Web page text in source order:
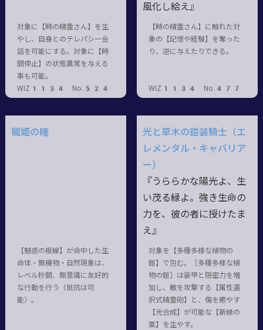
対象に【時の精霊さん】を生
やし、自身とのテレパシー会
話を可能にする。対象に【時
間停止】の状態異常を与える
事も可能。
WIZ1134 No.524
風化し給え』
【時の精霊さん】に触れた対
象の【記憶や経験】を奪った
り、逆に与えたりできる。
WIZ1134 No.477
寵姫の瞳
【魅惑の視線】が命中した生
命体・無機物・自然現象は、
レベル秒間、無意識に友好的
な行動を行う（抵抗は可
能）。
光と草木の鎧装騎士（エ
レメンタル・キャバリア
ー）
『うららかな陽光よ、生
い茂る緑よ。強き生命の
力を、彼の者に授けたま
え』
対象を【多種多様な植物の
鎧】で包む。［多種多様な植
物の鎧］は装甲と隠密力を増
加し、敵を攻撃する【属性選
択式精霊砲】と、傷を癒やす
【光合成】が可能な【新緑の
葉】を生やす。